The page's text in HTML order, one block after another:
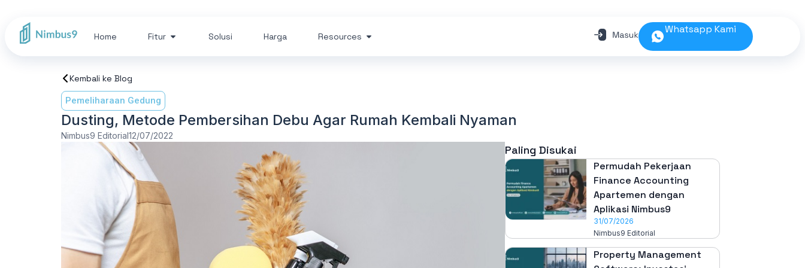
Home Fitur Solusi Harga Resources
Whatsapp Kami
Kembali ke Blog
Pemeliharaan Gedung
Dusting, Metode Pembersihan Debu Agar Rumah Kembali Nyaman
Nimbus9 Editorial12/07/2022
Paling Disukai
Permudah Pekerjaan
Finance Accounting
Apartemen dengan
Aplikasi Nimbus9
31/07/2026
Nimbus9 Editorial
Property Management